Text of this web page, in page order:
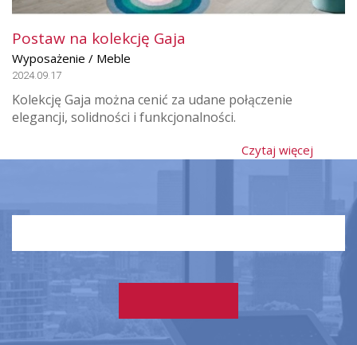
Postaw na kolekcję Gaja
Wyposażenie / Meble
2024.09.17
Kolekcję Gaja można cenić za udane połączenie
elegancji, solidności i funkcjonalności.
Czytaj więcej